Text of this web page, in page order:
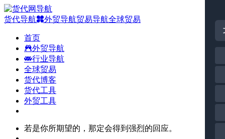
货代导航 外贸导航贸易导航全球贸易
首页
外贸导航
行业导航
全球贸易
货代博客
货代工具
外贸工具
若是你所期望的，那定会得到强烈的回应。